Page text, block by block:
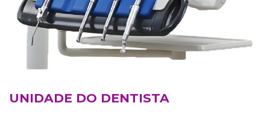
UNIDADE DO DENTISTA